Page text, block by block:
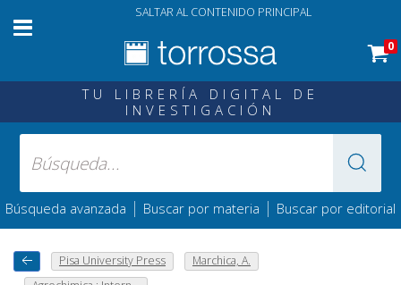
SALTAR AL CONTENIDO PRINCIPAL
0
TU LIBRERÍA DIGITAL DE
INVESTIGACIÓN
Búsqueda avanzada | Buscar por materia | Buscar por editorial
Pisa University Press
Marchica, A.